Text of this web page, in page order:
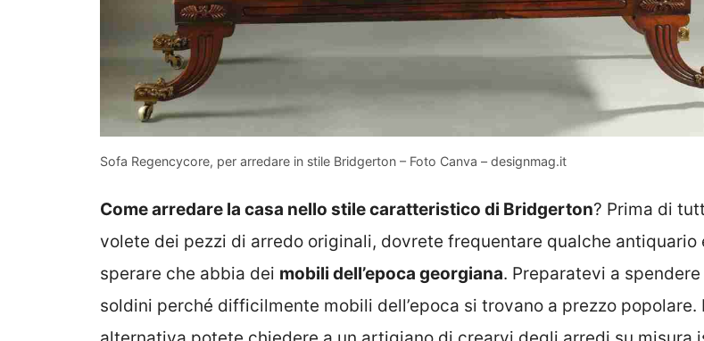
Sofa Regencycore, per arredare in stile Bridgerton – Foto Canva – designmag.it
Come arredare la casa nello stile caratteristico di Bridgerton? Prima di
volete dei pezzi di arredo originali, dovrete frequentare qualche antiquario
sperare che abbia dei mobili dell’epoca georgiana. Preparatevi a
soldini perché difficilmente mobili dell’epoca si trovano a prezzo popolare.